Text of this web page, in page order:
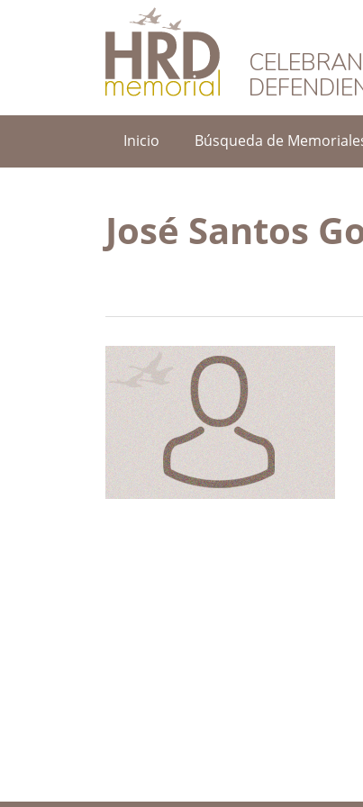
HRD Memorial
Inicio Búsqueda de
José Santos